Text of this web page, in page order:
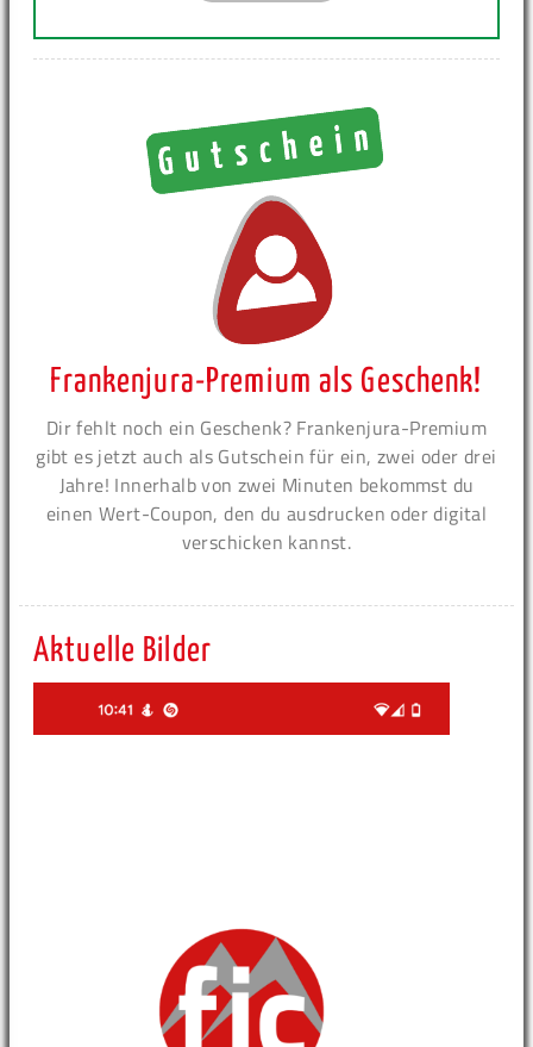
Frankenjura-Premium als Geschenk!
Dir fehlt noch ein Geschenk? Frankenjura-Premium
gibt es jetzt auch als Gutschein für ein, zwei oder drei
Jahre! Innerhalb von zwei Minuten bekommst du
einen Wert-Coupon, den du ausdrucken oder digital
verschicken kannst.
Aktuelle Bilder